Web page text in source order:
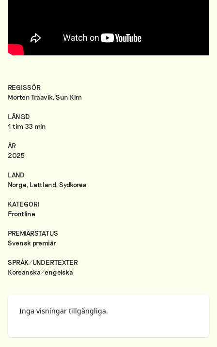
REGISSÖR
Morten Traavik, Sun Kim
LÄNGD
1 tim 33 min
ÅR
2025
LAND
Norge, Lettland, Sydkorea
KATEGORI
Frontline
PREMIÄRSTATUS
Svensk premiär
SPRÅK/UNDERTEXTER
Koreanska/engelska
Inga visningar tillgängliga.